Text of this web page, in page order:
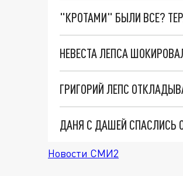
"КРОТАМИ" БЫЛИ ВСЕ?
ДАНЯ С ДАШЕЙ СПАСЛИСЬ
Новости СМИ2